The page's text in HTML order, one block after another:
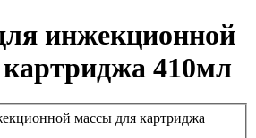
инжекционной
410мл